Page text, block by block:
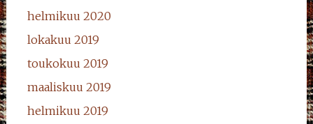
helmikuu 2020
lokakuu 2019
toukokuu 2019
maaliskuu 2019
helmikuu 2019